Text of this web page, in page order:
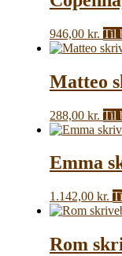
946,00 kr. Til
Matteo
288,00 kr. Til
Emma
1.142,00 kr.
Rom